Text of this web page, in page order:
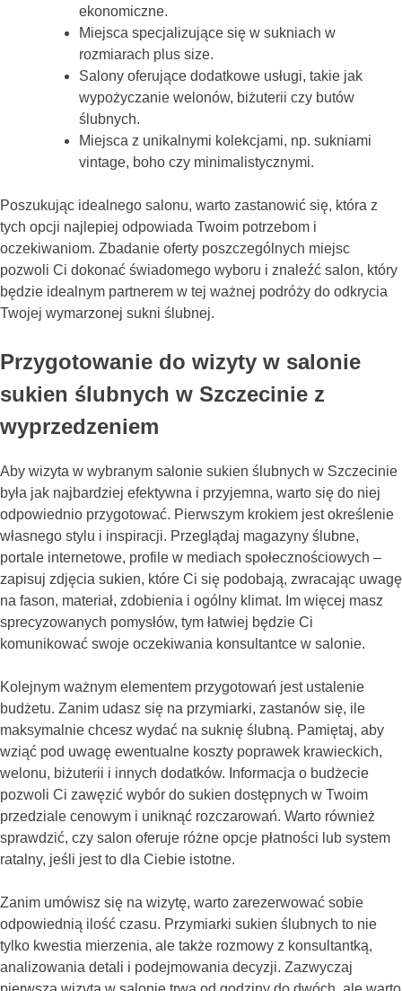
ekonomiczne.
Miejsca specjalizujące się w sukniach w
rozmiarach plus size.
Salony oferujące dodatkowe usługi, takie jak
wypożyczanie welonów, biżuterii czy butów
ślubnych.
Miejsca z unikalnymi kolekcjami, np. sukniami
vintage, boho czy minimalistycznymi.
Poszukując idealnego salonu, warto zastanowić się, która z
tych opcji najlepiej odpowiada Twoim potrzebom i
oczekiwaniom. Zbadanie oferty poszczególnych miejsc
pozwoli Ci dokonać świadomego wyboru i znaleźć salon, który
będzie idealnym partnerem w tej ważnej podróży do odkrycia
Twojej wymarzonej sukni ślubnej.
Przygotowanie do wizyty w salonie
sukien ślubnych w Szczecinie z
wyprzedzeniem
Aby wizyta w wybranym salonie sukien ślubnych w Szczecinie
była jak najbardziej efektywna i przyjemna, warto się do niej
odpowiednio przygotować. Pierwszym krokiem jest określenie
własnego stylu i inspiracji. Przeglądaj magazyny ślubne,
portale internetowe, profile w mediach społecznościowych –
zapisuj zdjęcia sukien, które Ci się podobają, zwracając uwagę
na fason, materiał, zdobienia i ogólny klimat. Im więcej masz
sprecyzowanych pomysłów, tym łatwiej będzie Ci
komunikować swoje oczekiwania konsultantce w salonie.
Kolejnym ważnym elementem przygotowań jest ustalenie
budżetu. Zanim udasz się na przymiarki, zastanów się, ile
maksymalnie chcesz wydać na suknię ślubną. Pamiętaj, aby
wziąć pod uwagę ewentualne koszty poprawek krawieckich,
welonu, biżuterii i innych dodatków. Informacja o budżecie
pozwoli Ci zawęzić wybór do sukien dostępnych w Twoim
przedziale cenowym i uniknąć rozczarowań. Warto również
sprawdzić, czy salon oferuje różne opcje płatności lub system
ratalny, jeśli jest to dla Ciebie istotne.
Zanim umówisz się na wizytę, warto zarezerwować sobie
odpowiednią ilość czasu. Przymiarki sukien ślubnych to nie
tylko kwestia mierzenia, ale także rozmowy z konsultantką,
analizowania detali i podejmowania decyzji. Zazwyczaj